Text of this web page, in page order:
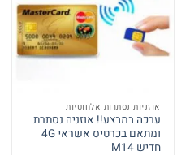
אוזניות נסתרות אלחוטיות
ערכה במבצע!! אוזניה נסתרת
ומתאם בכרטיס אשראי 4G
חדיש M14